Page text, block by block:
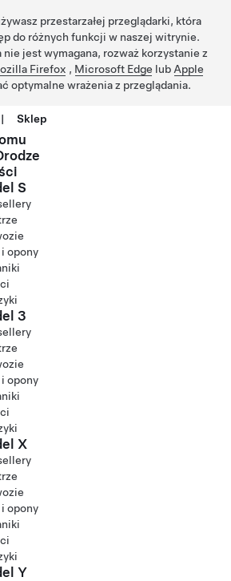
przestarzałej przeglądarki, która
do różnych funkcji w naszej witrynie.
jest wymagana, rozważ korzystanie z
Firefox , Microsoft Edge lub Apple
optymalne wrażenia z przeglądania.
| Sklep
S
opony
3
opony
X
opony
Y